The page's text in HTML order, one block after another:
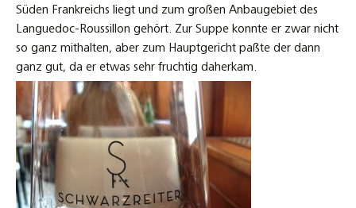
Süden Frankreichs liegt und zum großen Anbaugebiet des
Languedoc-Roussillon gehört. Zur Suppe konnte er zwar nicht
so ganz mithalten, aber zum Hauptgericht paßte der dann
ganz gut, da er etwas sehr fruchtig daherkam.